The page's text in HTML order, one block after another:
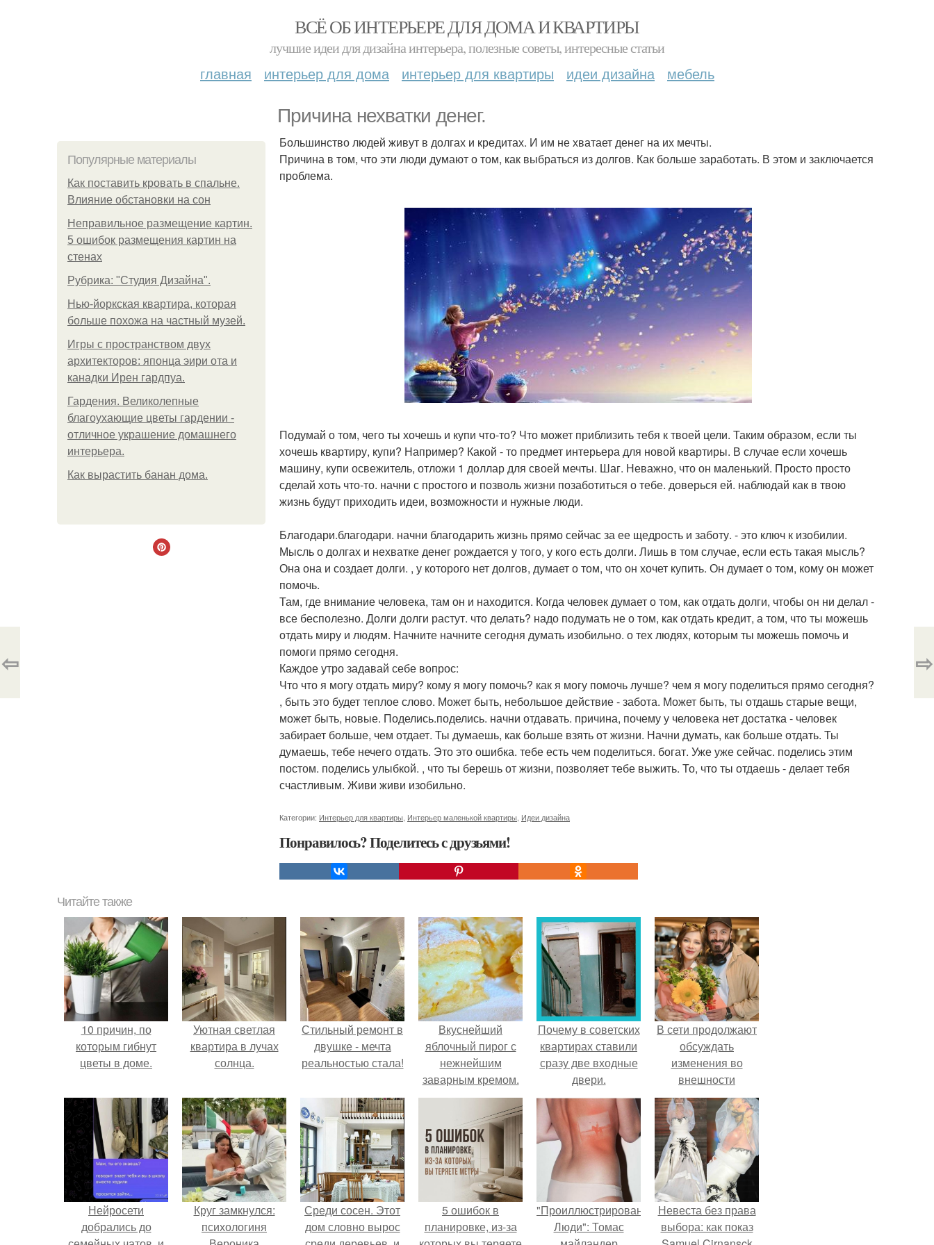
ВСЁ ОБ ИНТЕРЬЕРЕ ДЛЯ ДОМА И КВАРТИРЫ
лучшие идеи для дизайна интерьера, полезные советы, интересные статьи
главная интерьер для дома интерьер для квартиры идеи дизайна мебель
Причина нехватки денег.
Популярные материалы
Как поставить кровать в спальне.
Влияние обстановки на сон
Неправильное размещение картин.
5 ошибок размещения картин на
стенах
Рубрика: "Студия Дизайна".
Нью-йоркская квартира, которая
больше похожа на частный музей.
Игры с пространством двух
архитекторов: японца эири ота и
канадки Ирен гардпуа.
Гардения. Великолепные
благоухающие цветы гардении -
отличное украшение домашнего
интерьера.
Как вырастить банан дома.
Большинство людей живут в долгах и кредитах. И им не хватает денег на их мечты.
Причина в том, что эти люди думают о том, как выбраться из долгов. Как больше заработать. В этом и заключается
проблема.
Подумай о том, чего ты хочешь и купи что-то? Что может приблизить тебя к твоей цели. Таким образом, если ты
хочешь квартиру, купи? Например? Какой - то предмет интерьера для новой квартиры. В случае если хочешь
машину, купи освежитель, отложи 1 доллар для своей мечты. Шаг. Неважно, что он маленький. Просто просто
сделай хоть что-то. начни с простого и позволь жизни позаботиться о тебе. доверься ей. наблюдай как в твою
жизнь будут приходить идеи, возможности и нужные люди.
Благодари.благодари. начни благодарить жизнь прямо сейчас за ее щедрость и заботу. - это ключ к изобилии.
Мысль о долгах и нехватке денег рождается у того, у кого есть долги. Лишь в том случае, если есть такая мысль?
Она она и создает долги. , у которого нет долгов, думает о том, что он хочет купить. Он думает о том, кому он может
помочь.
Там, где внимание человека, там он и находится. Когда человек думает о том, как отдать долги, чтобы он ни делал -
все бесполезно. Долги долги растут. что делать? надо подумать не о том, как отдать кредит, а том, что ты можешь
отдать миру и людям. Начните начните сегодня думать изобильно. о тех людях, которым ты можешь помочь и
помоги прямо сегодня.
Каждое утро задавай себе вопрос:
Что что я могу отдать миру? кому я могу помочь? как я могу помочь лучше? чем я могу поделиться прямо сегодня?
, быть это будет теплое слово. Может быть, небольшое действие - забота. Может быть, ты отдашь старые вещи,
может быть, новые. Поделись.поделись. начни отдавать. причина, почему у человека нет достатка - человек
забирает больше, чем отдает. Ты думаешь, как больше взять от жизни. Начни думать, как больше отдать. Ты
думаешь, тебе нечего отдать. Это это ошибка. тебе есть чем поделиться. богат. Уже уже сейчас. поделись этим
постом. поделись улыбкой. , что ты берешь от жизни, позволяет тебе выжить. То, что ты отдаешь - делает тебя
счастливым. Живи живи изобильно.
Категории: Интерьер для квартиры Интерьер маленькой квартиры Идеи дизайна
Понравилось? Поделитесь с друзьями!
⇦ ⇨
Читайте также
10 причин, по
которым гибнут
цветы в доме.
Уютная светлая
квартира в лучах
солнца.
Стильный ремонт в
двушке - мечта
реальностью стала!
Вкуснейший
яблочный пирог с
нежнейшим
заварным кремом.
Почему в советских
квартирах ставили
сразу две входные
двери.
В сети продолжают
обсуждать
изменения во
внешности
актрисы.
Нейросети
добрались до
Круг замкнулся:
психологиня
Среди сосен. Этот
дом словно вырос
5 ошибок в
планировке, из-за
"Проиллюстрированные
Люди": Томас
Невеста без права
выбора: как показ